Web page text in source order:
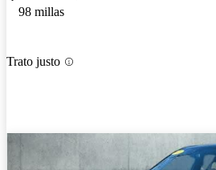
98 millas
Trato justo